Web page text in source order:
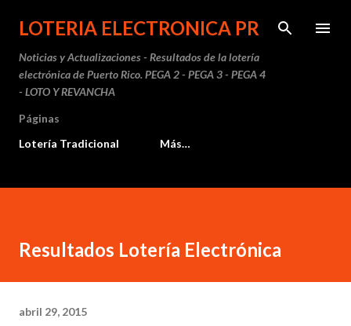
Ir al contenido principal
LOTERIA ELECTRONICA PR
Noticias y Actualizaciones - Resultados de la lotería
electrónica de Puerto Rico. PEGA 2 - PEGA 3 - PEGA 4
- LOTO Y REVANCHA
Páginas
Lotería Tradicional
Más…
Resultados Lotería Electrónica
abril 29, 2015